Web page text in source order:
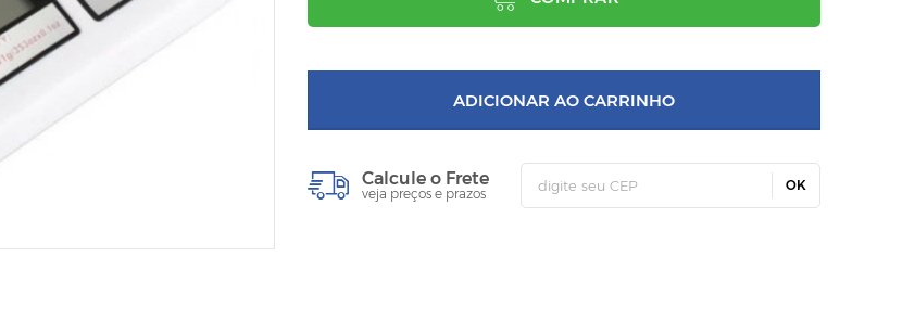
ADICIONAR AO CARRINHO
Calcule o Frete
veja preços e prazos
OK